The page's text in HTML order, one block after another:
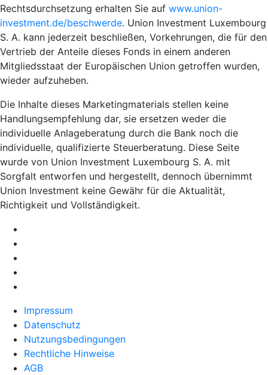
Rechtsdurchsetzung erhalten Sie auf www.union-
investment.de/beschwerde. Union Investment Luxembourg
S. A. kann jederzeit beschließen, Vorkehrungen, die für den
Vertrieb der Anteile dieses Fonds in einem anderen
Mitgliedsstaat der Europäischen Union getroffen wurden,
wieder aufzuheben.
Die Inhalte dieses Marketingmaterials stellen keine
Handlungsempfehlung dar, sie ersetzen weder die
individuelle Anlageberatung durch die Bank noch die
individuelle, qualifizierte Steuerberatung. Diese Seite
wurde von Union Investment Luxembourg S. A. mit
Sorgfalt entworfen und hergestellt, dennoch übernimmt
Union Investment keine Gewähr für die Aktualität,
Richtigkeit und Vollständigkeit.
Impressum
Datenschutz
Nutzungsbedingungen
Rechtliche Hinweise
AGB